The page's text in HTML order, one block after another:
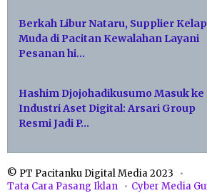
Berkah Libur Nataru, Supplier
Muda di Pacitan Kewalahan Layani
Pesanan hi…
Hashim Djojohadikusumo Masuk ke
Industri Aset Digital: Arsari Group
Resmi Jadi P…
© PT Pacitanku Digital Media 2023
Tata Cara Pasang Iklan
Cyber Media